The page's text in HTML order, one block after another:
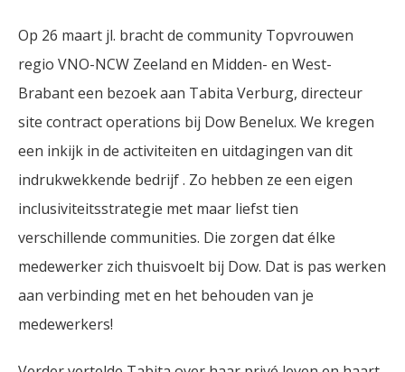
Op 26 maart jl. bracht de community Topvrouwen
regio VNO-NCW Zeeland en Midden- en West-
Brabant een bezoek aan Tabita Verburg, directeur
site contract operations bij Dow Benelux. We kregen
een inkijk in de activiteiten en uitdagingen van dit
indrukwekkende bedrijf . Zo hebben ze een eigen
inclusiviteitsstrategie met maar liefst tien
verschillende communities. Die zorgen dat élke
medewerker zich thuisvoelt bij Dow. Dat is pas werken
aan verbinding met en het behouden van je
medewerkers!